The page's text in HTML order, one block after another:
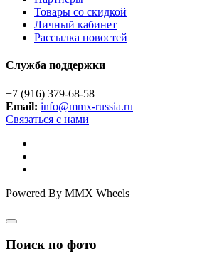
Товары со скидкой
Личный кабинет
Рассылка новостей
Служба поддержки
+7 (916) 379-68-58
Email: info@mmx-russia.ru
Связаться с нами
Powered By MMX Wheels
Поиск по фото